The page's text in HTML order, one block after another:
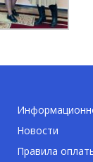
Новости
Правила